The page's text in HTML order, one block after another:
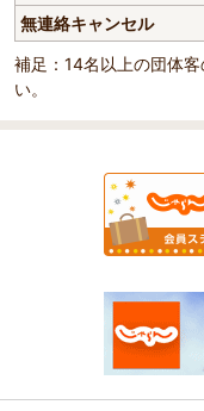
無連絡キャンセル
補足：14名以上の団体
い。